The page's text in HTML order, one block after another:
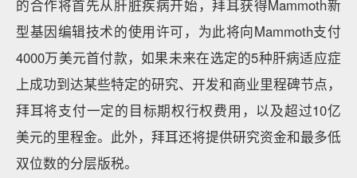
的合作将首先从肝脏疾病开始，拜耳获得Mammoth新
型基因编辑技术的使用许可，为此将向Mammoth支付
4000万美元首付款，如果未来在选定的5种肝病适应症
上成功到达某些特定的研究、开发和商业里程碑节点，
拜耳将支付一定的目标期权行权费用，以及超过10亿
美元的里程金。此外，拜耳还将提供研究资金和最多低
双位数的分层版税。